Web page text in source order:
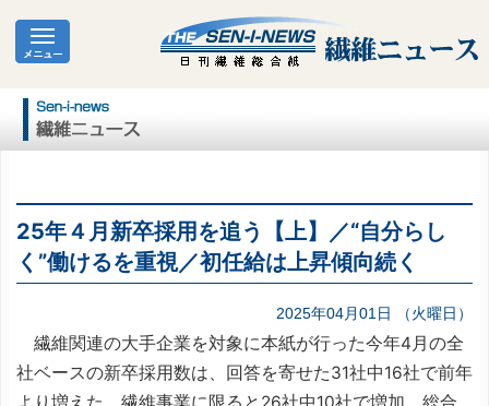
25年４月新卒採用を追う【上】／“自分らし
く”働けるを重視／初任給は上昇傾向続く
2025年04月01日 （火曜日）
繊維関連の大手企業を対象に本紙が行った今年4月の全
社ベースの新卒採用数は、回答を寄せた31社中16社で前年